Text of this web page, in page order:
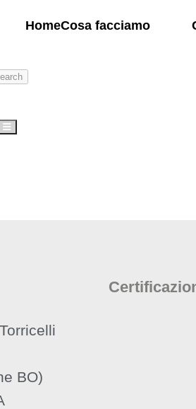
HomeCosa facciamo
Hamburger Toggle Menu
BO)